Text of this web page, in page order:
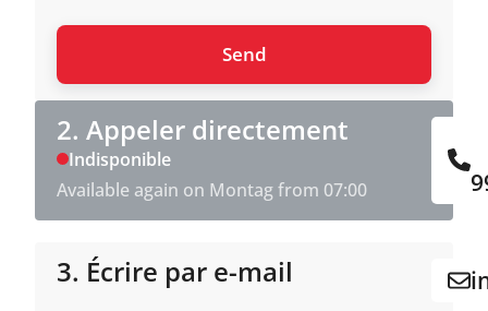
2. Appeler directement
Indisponible
Available again on Montag from 07:00
3. Écrire par e-mail